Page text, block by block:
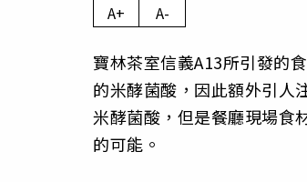
A+ A-
寶林茶室信義A13所引發的
的米酵菌酸，因此額外引人
米酵菌酸，但是餐廳現場食
的可能。